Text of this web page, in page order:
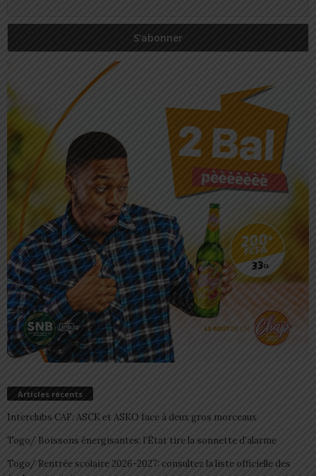
Articles récents
Interclubs CAF: ASCK et ASKO face à deux gros morceaux
Togo/ Boissons énergisantes: l’État tire la sonnette d’alarme
Togo/ Rentrée scolaire 2026-2027: consultez la liste officielle des